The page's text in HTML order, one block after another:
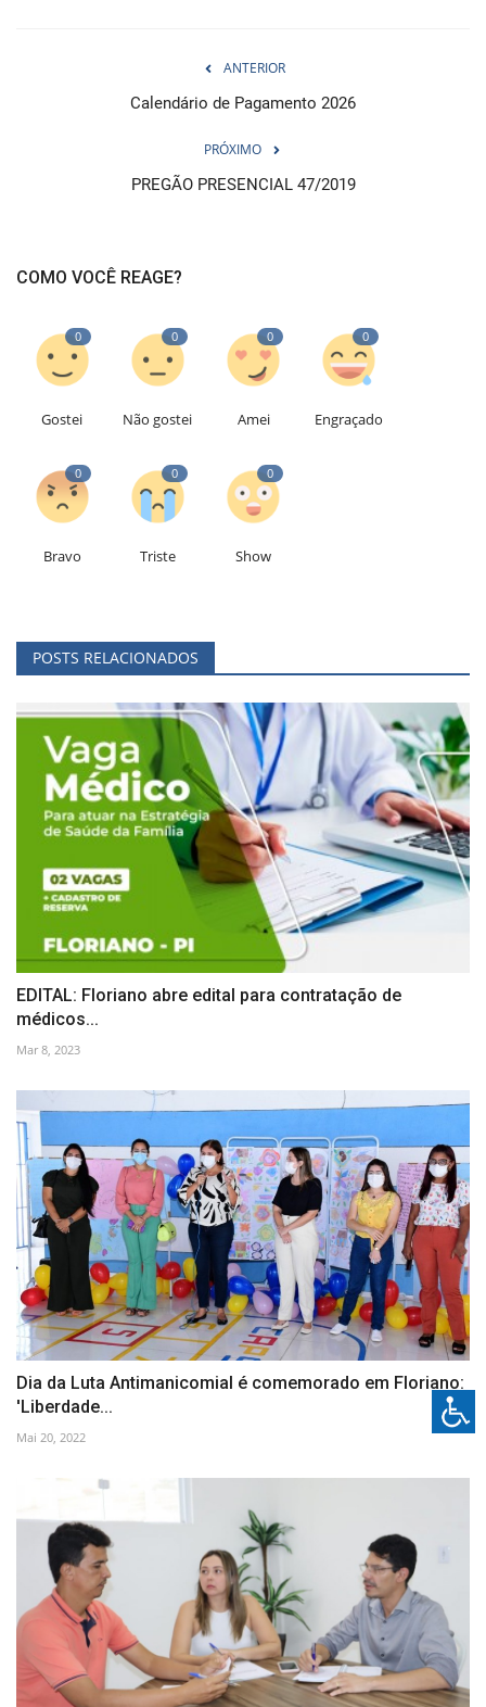
ANTERIOR
Calendário de Pagamento 2026
PRÓXIMO
PREGÃO PRESENCIAL 47/2019
COMO VOCÊ REAGE?
0
Gostei
0
Não gostei
0
Amei
0
Engraçado
0
Bravo
0
Triste
0
Show
POSTS RELACIONADOS
EDITAL: Floriano abre edital para contratação de
médicos...
Mar 8, 2023
Dia da Luta Antimanicomial é comemorado em Floriano:
'Liberdade...
Mai 20, 2022